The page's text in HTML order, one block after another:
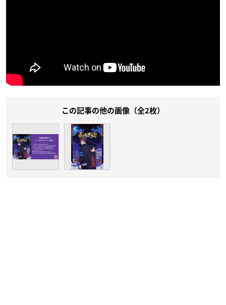
この記事の他の画像（全2枚）